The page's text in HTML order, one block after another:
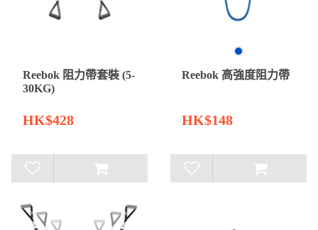
Reebok 阻力帶套裝 (5-
30KG)
HK$428
Reebok 高強度阻力帶
HK$148